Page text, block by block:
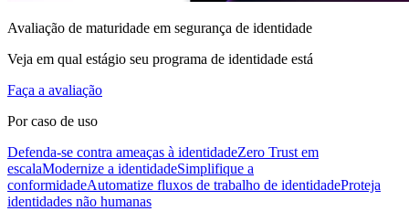
Avaliação de maturidade em segurança de identidade
Veja em qual estágio seu programa de identidade está
Faça a avaliação
Por caso de uso
Defenda-se contra ameaças à identidadeZero Trust em
escalaModernize a identidadeSimplifique a
conformidadeAutomatize fluxos de trabalho de identidadeProteja
identidades não humanas